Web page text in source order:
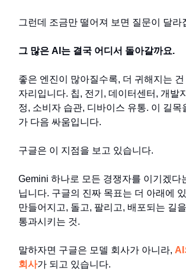
그런데 조금만 떨어져 보면 질문이 달라
그 많은 AI는 결국 어디서 돌아갈까요.
좋은 엔진이 많아질수록, 더 귀해지는
자리입니다. 칩, 전기, 데이터센터, 개발
정, 소비자 습관, 디바이스 유통. 이 길목
가 다음 싸움입니다.
구글은 이 지점을 보고 있습니다.
Gemini 하나로 모든 경쟁자를 이기겠다
닙니다. 구글의 진짜 목표는 더 아래에
만들어지고, 돌고, 팔리고, 배포되는 길
통과시키는 것.
말하자면 구글은 모델 회사가 아니라, AI
회사가 되고 있습니다.